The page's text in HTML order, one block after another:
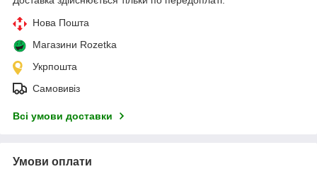
Нова Пошта
Магазини Rozetka
Укрпошта
Самовивіз
Всі умови доставки
Умови оплати